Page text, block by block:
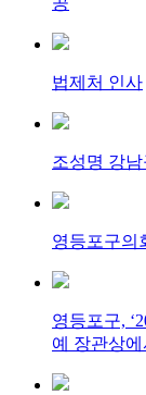
법제처 인사
조성명 강
영등포구의
영등포구,
예 장관상에